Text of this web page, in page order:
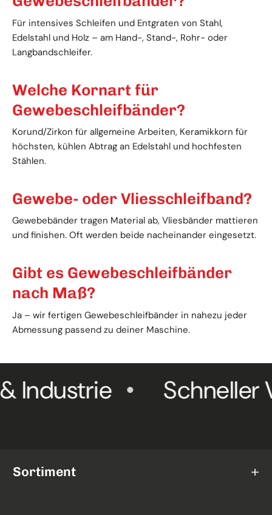
Für intensives Schleifen und Entgraten von Stahl,
Edelstahl und Holz – am Hand-, Stand-, Rohr- oder
Langbandschleifer.
Welche Kornart für
Gewebeschleifbänder?
Korund/Zirkon für allgemeine Arbeiten, Keramikkorn für
höchsten, kühlen Abtrag an Edelstahl und hochfesten
Stählen.
Gewebe- oder Vliesschleifband?
Gewebebänder tragen Material ab, Vliesbänder mattieren
und finishen. Oft werden beide nacheinander eingesetzt.
Gibt es Gewebeschleifbänder
nach Maß?
Ja – wir fertigen Gewebeschleifbänder in nahezu jeder
Abmessung passend zu deiner Maschine.
Schneller
Sortiment